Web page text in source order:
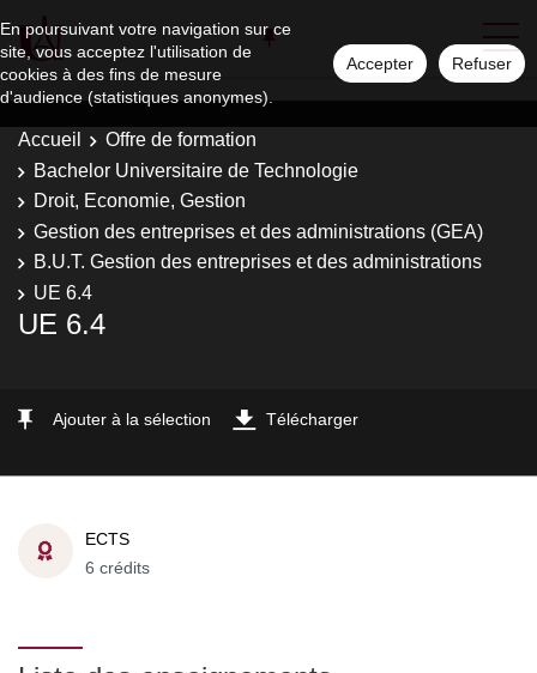
En poursuivant votre navigation sur ce
site, vous acceptez l'utilisation de
cookies à des fins de mesure
d'audience (statistiques anonymes).
Accepter Refuser
Accueil
Offre de formation
Bachelor Universitaire de Technologie
Droit, Economie, Gestion
Gestion des entreprises et des administrations (GEA)
B.U.T. Gestion des entreprises et des administrations
UE 6.4
UE 6.4
Ajouter à la sélection Télécharger
ECTS
6 crédits